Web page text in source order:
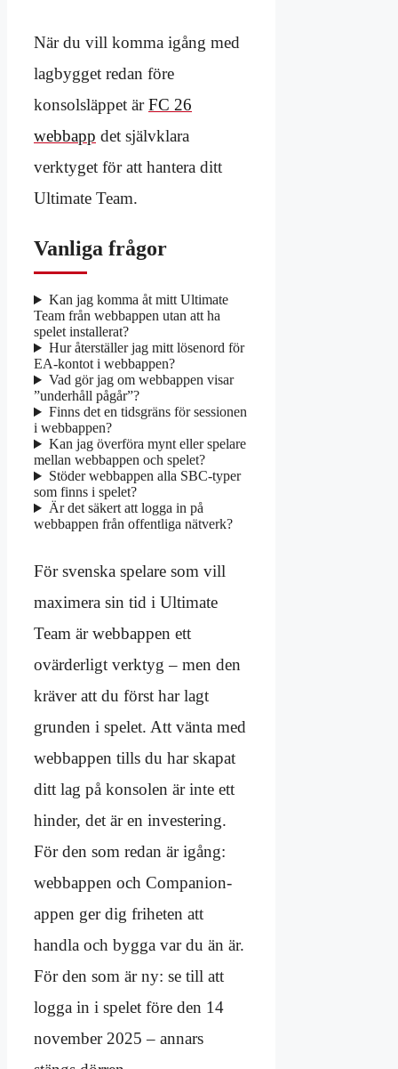
När du vill komma igång med
lagbygget redan före
konsolsläppet ärFC 26
webbapp det självklara
verktyget för att hantera ditt
Ultimate Team.
Vanliga frågor
Kan jag komma åt mitt Ultimate
Team från webbappen utan att ha
spelet installerat?
Hur återställer jag mitt lösenord för
EA-kontot i webbappen?
Vad gör jag om webbappen visar
”underhåll pågår”?
Finns det en tidsgräns för sessionen
i webbappen?
Kan jag överföra mynt eller spelare
mellan webbappen och spelet?
Stöder webbappen alla SBC-typer
som finns i spelet?
Är det säkert att logga in på
webbappen från offentliga nätverk?
För svenska spelare som vill
maximera sin tid i Ultimate
Team är webbappen ett
ovärderligt verktyg – men den
kräver att du först har lagt
grunden i spelet. Att vänta med
webbappen tills du har skapat
ditt lag på konsolen är inte ett
hinder, det är en investering.
För den som redan är igång:
webbappen och Companion-
appen ger dig friheten att
handla och bygga var du än är.
För den som är ny: se till att
logga in i spelet före den 14
november 2025 – annars